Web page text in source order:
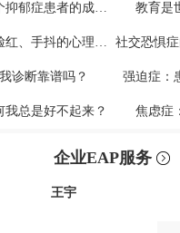
走出抑郁：一个抑郁症患者的成功自救（上） 教育是
余光、对视、脸红、手抖的心理分析与治疗
诊断靠谱吗？ 强迫症：
我总是好不起来？ 焦虑症
企业EAP服务
王宇